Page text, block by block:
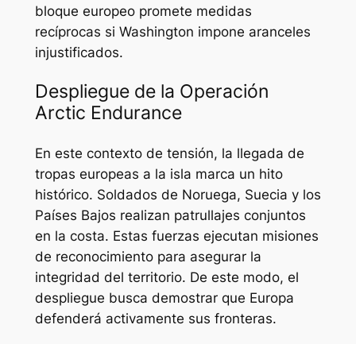
bloque europeo promete medidas
recíprocas si Washington impone aranceles
injustificados.
Despliegue de la Operación
Arctic Endurance
En este contexto de tensión, la llegada de
tropas europeas a la isla marca un hito
histórico. Soldados de Noruega, Suecia y los
Países Bajos realizan patrullajes conjuntos
en la costa. Estas fuerzas ejecutan misiones
de reconocimiento para asegurar la
integridad del territorio. De este modo, el
despliegue busca demostrar que Europa
defenderá activamente sus fronteras.